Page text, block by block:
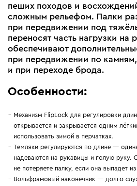
пеших походов и
сложным рельефом. Палки
при передвижении под
переносят часть нагрузки на
обеспечивают
при передвижении по
и при переходе брода.
Особенности:
Механизм FlipLock для регулировки
открывается и закрывается одним
использовать зимой в перчатках.
Темляки регулируются по длине —
надеваются на рукавицы и голую руку.
не потеряете палку, если она выпадет
Вольфрамовый наконечник — долго